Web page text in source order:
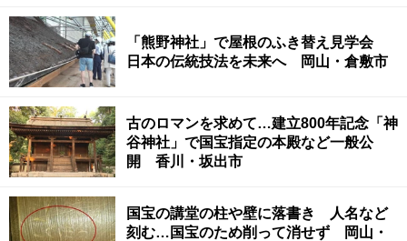
「熊野神社」で屋根のふき替え見学会
日本の伝統技法を未来へ 岡山・倉敷市
古のロマンを求めて…建立800年記念「神
谷神社」で国宝指定の本殿など一般公
開 香川・坂出市
国宝の講堂の柱や壁に落書き 人名など
刻む…国宝のため削って消せず 岡山・